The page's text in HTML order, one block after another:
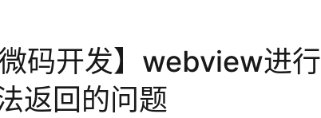
微码开发】webview进行
返回的问题